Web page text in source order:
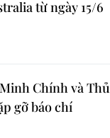
từ ngày 15/6
Chính và Thủ
gỡ báo chí